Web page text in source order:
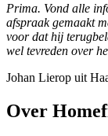
Prima. Vond alle
afspraak gemaakt
voor dat hij
wel tevreden over
Johan Lierop uit
Over